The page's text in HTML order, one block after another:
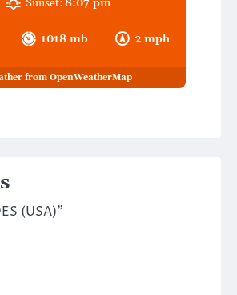
1018 mb 2 mph
Sunset:8:07 pm
from OpenWeatherMap
(USA)"